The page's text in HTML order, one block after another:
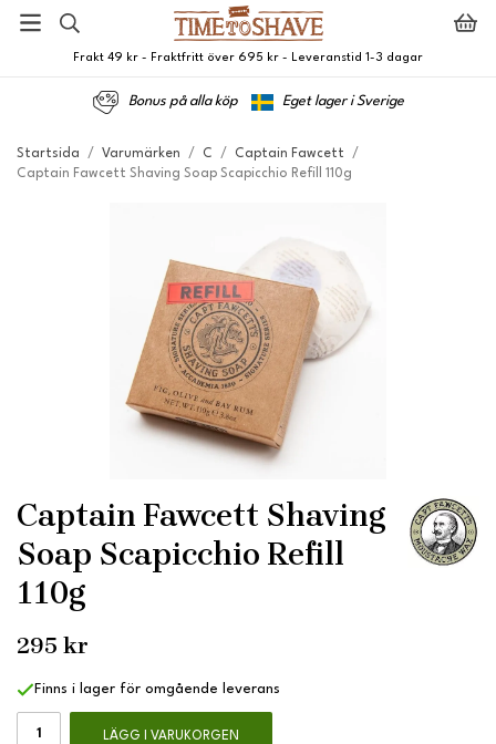
Frakt 49 kr - Fraktfritt över 695 kr - Leveranstid 1-3 dagar
Bonus på alla köp Eget lager i Sverige
Startsida / Varumärken / C / Captain Fawcett
/
Captain Fawcett Shaving Soap Scapicchio Refill 110g
Captain Fawcett Shaving
Soap Scapicchio Refill
110g
295 kr
Finns i lager för omgående leverans
LÄGG I VARUKORGEN